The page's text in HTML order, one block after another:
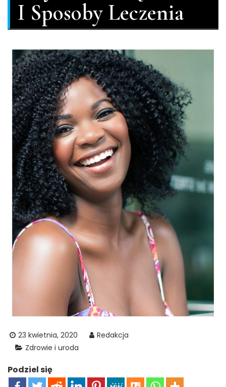
I Sposoby Leczenia
23 kwietnia, 2020
Redakcja
Zdrowie i uroda
Podziel się